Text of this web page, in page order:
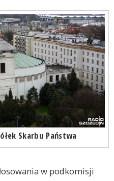
Skarbu Państwa
w podkomisji